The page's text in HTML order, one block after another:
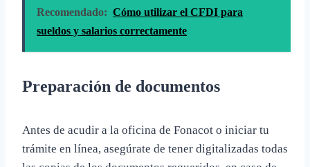
Recomendado: Cómo utilizar el CFDI para
sueldos y salarios correctamente
Preparación de documentos
Antes de acudir a la oficina de Fonacot o iniciar tu
trámite en línea, asegúrate de tener digitalizadas todas